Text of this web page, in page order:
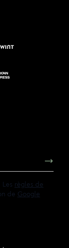
règles de
de Google